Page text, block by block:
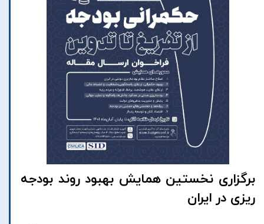
برگزاری نخستین همایش بهبود روند بودجه
ریزی در ایران